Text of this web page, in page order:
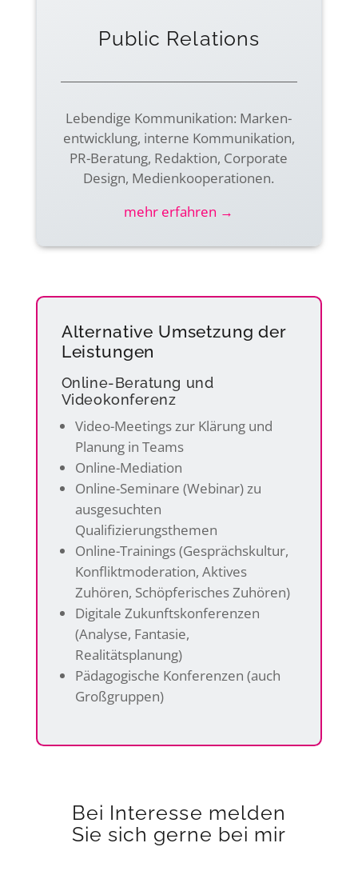
Public Relations
Lebendige Kommu­nikation: Marken­
entwicklung, interne Kommu­nikation,
PR-Beratung, Redaktion, Corporate
Design, Medien­kooperationen.
mehr erfahren →
Alternative Umsetzung der
Leistungen
Online-Beratung und
Videokonferenz
Video-Meetings zur Klärung und
Planung in Teams
Online-Mediation
Online-Seminare (Webinar) zu
ausgesuchten
Qualifizierungsthemen
Online-Trainings (Gesprächskultur,
Konfliktmoderation, Aktives
Zuhören, Schöpferisches Zuhören)
Digitale Zukunftskonferenzen
(Analyse, Fantasie,
Realitätsplanung)
Pädagogische Konferenzen (auch
Großgruppen)
Bei Interesse melden
Sie sich gerne bei mir